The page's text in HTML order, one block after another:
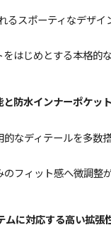
スポーティなデザイ
はじめとする本格
防水インナーポケット
なディテールを多数搭
フィット感へ微調
に対応する高い拡張